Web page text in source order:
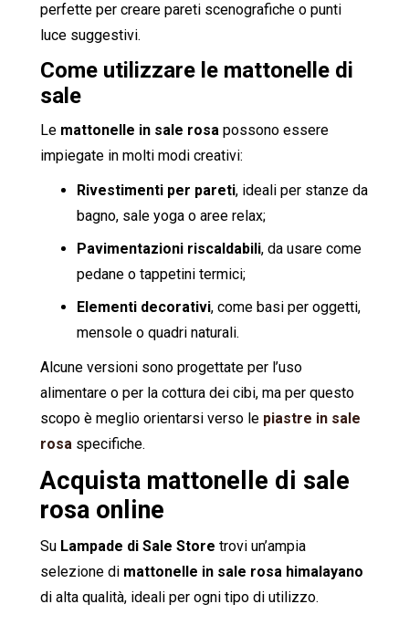
perfette per creare pareti scenografiche o punti
luce suggestivi.
Come utilizzare le mattonelle di
sale
Le mattonelle in sale rosa possono essere
impiegate in molti modi creativi:
Rivestimenti per pareti, ideali per stanze da
bagno, sale yoga o aree relax;
Pavimentazioni riscaldabili, da usare come
pedane o tappetini termici;
Elementi decorativi, come basi per oggetti,
mensole o quadri naturali.
Alcune versioni sono progettate per l’uso
alimentare o per la cottura dei cibi, ma per questo
scopo è meglio orientarsi verso le piastre in sale
rosa specifiche.
Acquista mattonelle di sale
rosa online
Su Lampade di Sale Store trovi un’ampia
selezione di mattonelle in sale rosa himalayano
di alta qualità, ideali per ogni tipo di utilizzo.